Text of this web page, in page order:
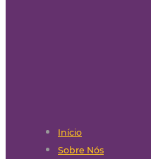
Início
Sobre Nós